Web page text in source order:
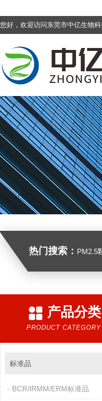
您好，欢迎访问东莞市中亿生物科
热门搜索： PM2.5颗
产品分类
PRODUCT CATEGORY
标准品
BCR/IRMM/ERM标准品